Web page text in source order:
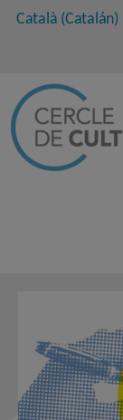
Català (Catalán)